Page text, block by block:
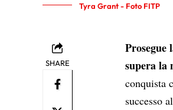
Tyra Grant - Foto FITP
SHARE supera la
conquista
successo